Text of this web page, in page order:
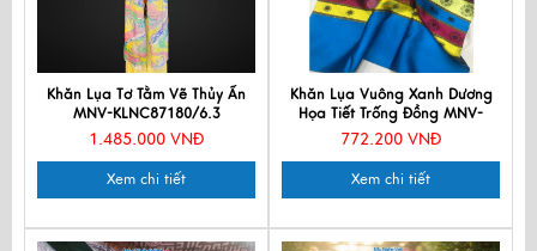
Khăn Lụa Vuông Xanh Dương
Họa Tiết Trống Đồng MNV-
KLLS5252-1
772.200 VNĐ
Xem chi tiết
Khăn Lụa Tơ Tằm Vẽ Thủy Ấn
MNV-KLNC87180/6.3
1.485.000 VNĐ
Xem chi tiết